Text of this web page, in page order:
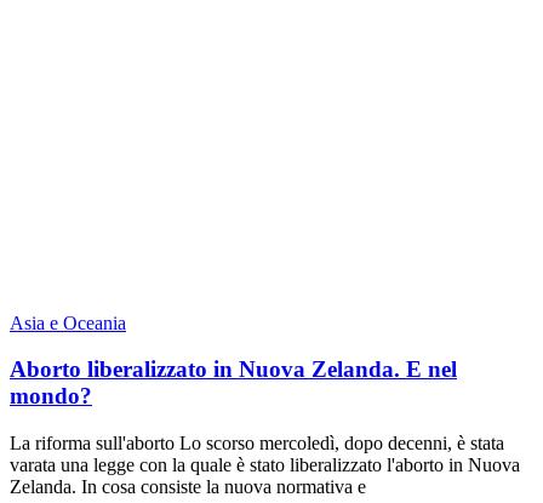
Asia e Oceania
Aborto liberalizzato in Nuova Zelanda. E nel
mondo?
La riforma sull'aborto Lo scorso mercoledì, dopo decenni, è stata
varata una legge con la quale è stato liberalizzato l'aborto in Nuova
Zelanda. In cosa consiste la nuova normativa e